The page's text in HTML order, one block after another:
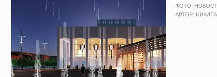
ФОТО:
АВТОР: